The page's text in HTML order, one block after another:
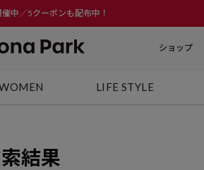
中／5クーポンも配布中！
ショップ
LIFE STYLE
結果